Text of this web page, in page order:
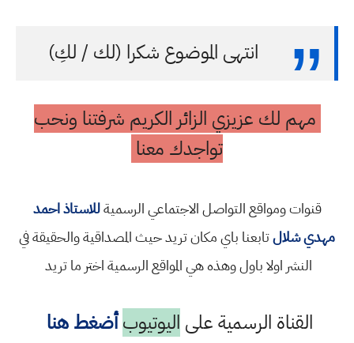
انتهى الموضوع شكرا (لك / لكِ)
مهم لك عزيزي الزائر الكريم شرفتنا ونحب
تواجدك معنا
قنوات ومواقع التواصل الاجتماعي الرسميةللاستاذ احمد
مهدي شلالتابعنا باي مكان تريد حيث المصداقية والحقيقة في
النشر اولا باول وهذه هي المواقع الرسمية اختر ما تريد
القناة الرسمية على اليوتيوب أضغط هنا